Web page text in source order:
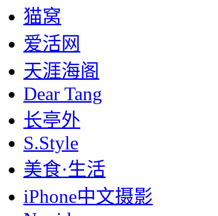
猫窝
爱活网
天涯海阁
Dear Tang
长亭外
S.Style
美食·生活
iPhone中文摄影